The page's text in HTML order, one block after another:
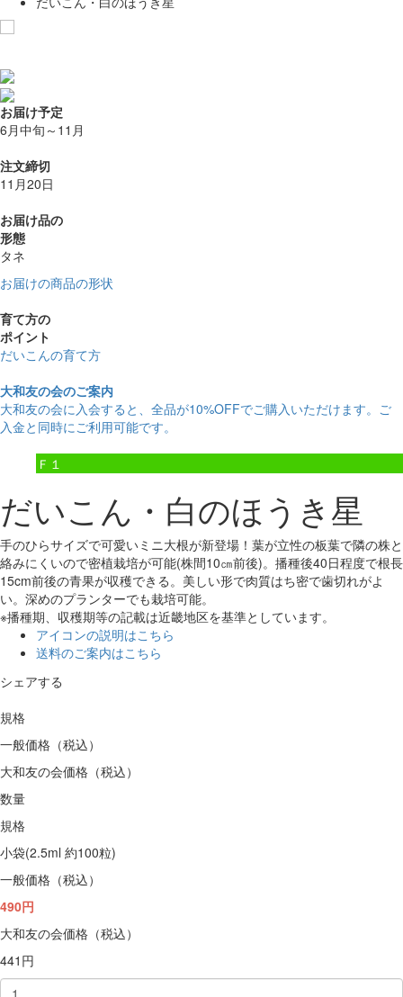
お届け予定
6月中旬～11月
注文締切
11月20日
お届け品の
形態
タネ
お届けの商品の形状
育て方の
ポイント
だいこんの育て方
大和友の会のご案内
大和友の会に入会すると、 全品が10%OFFでご購入いただけます。ご
入金と同時にご利用可能です。
Ｆ１
だいこん・白のほうき星
手のひらサイズで可愛いミニ大根が新登場！葉が立性の板葉で隣の株と
絡みにくいので密植栽培が可能(株間10㎝前後)。播種後40日程度で根長
15cm前後の青果が収穫できる。美しい形で肉質はち密で歯切れがよ
い。深めのプランターでも栽培可能。
※播種期、収穫期等の記載は近畿地区を基準としています。
アイコンの説明はこちら
送料のご案内はこちら
シェアする
規格
一般価格（税込）
大和友の会価格（税込）
数量
規格
小袋(2.5ml 約100粒)
一般価格（税込）
490円
大和友の会価格（税込）
441円